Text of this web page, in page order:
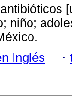
antibióticos
niño;
Inglés ·